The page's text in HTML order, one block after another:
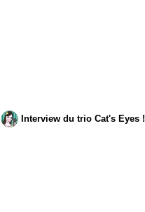
Interview du trio Cat's Eyes !